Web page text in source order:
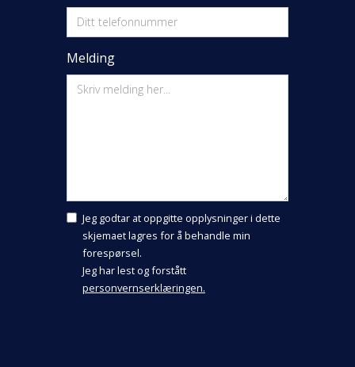
Melding
Jeg godtar at oppgitte opplysninger i dette
skjemaet lagres for å behandle min
forespørsel.
Jeg har lest og forstått
personvernserklæringen.